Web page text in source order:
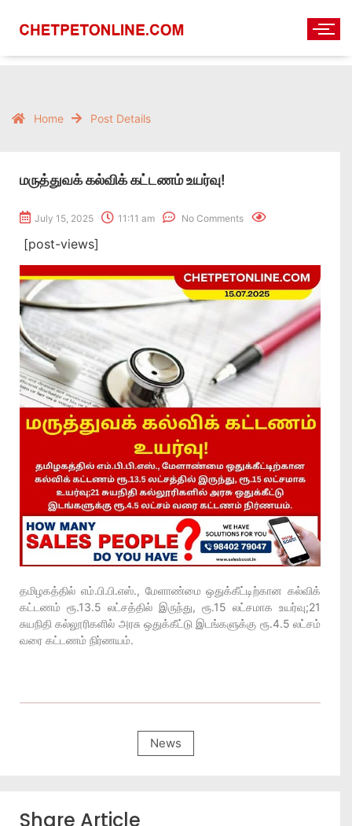
Home Post Details
மருத்துவக் கல்விக் கட்டணம் உயர்வு!
July 15, 2025 11:11 am No Comments
[post-views]
தமிழகத்தில் எம்.பி.பி.எஸ்., மேளாண்மை ஒதுக்கீட்டிற்கான கல்விக்
கட்டணம் ரூ.13.5 லட்சத்தில் இருந்து, ரூ.15 லட்சமாக உயர்வு;21
சுயநிதி கல்லூரிகளில் அரசு ஒதுக்கீட்டு இடங்களுக்கு ரூ.4.5 லட்சம்
வரை கட்டணம் நிர்ணயம்.
News
Share Article